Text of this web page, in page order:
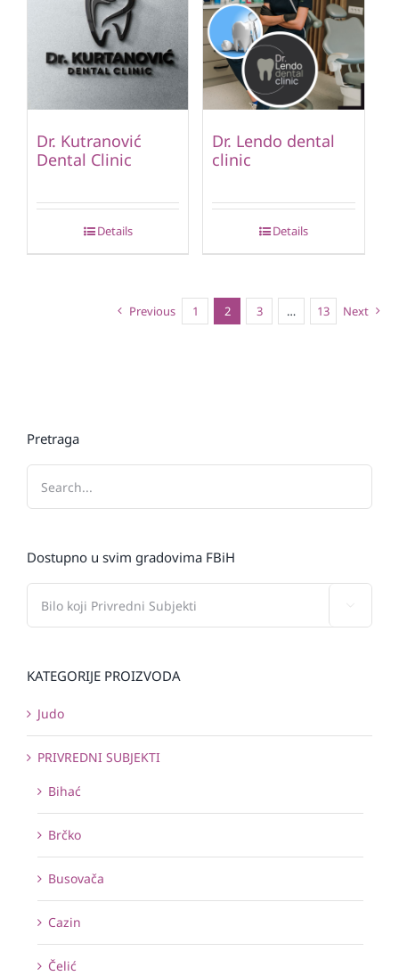
Dr. Kutranović
Dental Clinic
Details
Dr. Lendo dental
clinic
Details
Previous 1 2 3 … 13 Next
Pretraga
Dostupno u svim gradovima FBiH
KATEGORIJE PROIZVODA
Judo
PRIVREDNI SUBJEKTI
Bihać
Brčko
Busovača
Cazin
Čelić